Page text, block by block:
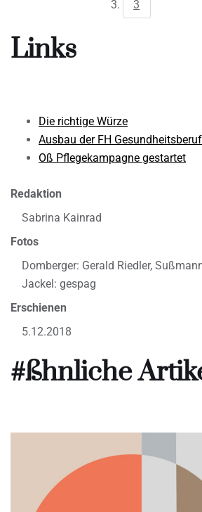
3
Links
Die richtige Würze
Ausbau der FH
Oß Pflegekampagne gestartet
Redaktion
Sabrina Kainrad
Fotos
Domberger: Gerald Riedler,
Jackel: gespag
Erschienen
5.12.2018
#ßhnliche